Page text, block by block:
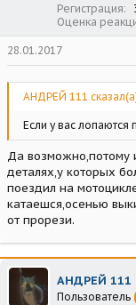
Регистрация
Оценка
28.01.2017
АНДРЕЙ 111
Если у вас лопаются
Да возможно,потому
деталях,у которых
поездил на
катаешся,осенью
от прорези.
АНДРЕЙ 111
Пользователь